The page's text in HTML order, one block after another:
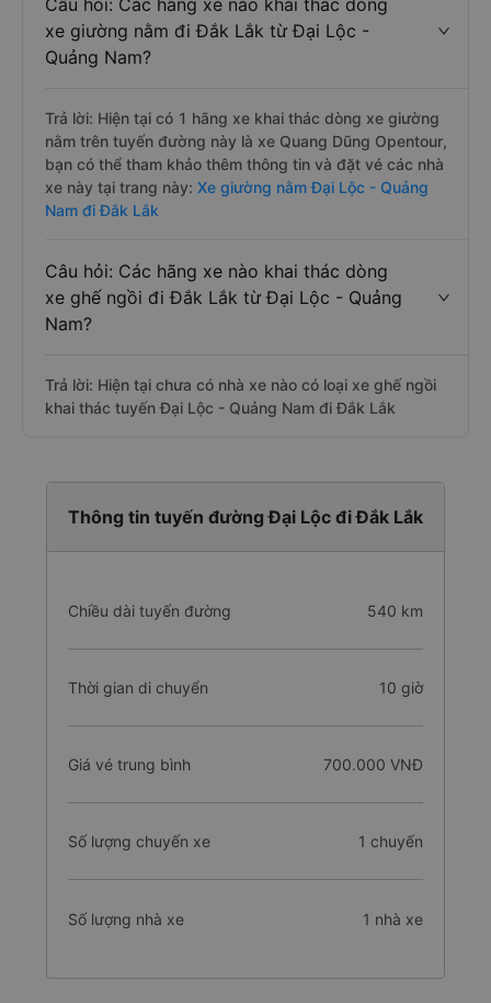
Câu hỏi: Các hãng xe nào khai thác dòng
xe giường nằm đi Đắk Lắk từ Đại Lộc -
Quảng Nam?
Trả lời: Hiện tại có 1 hãng xe khai thác dòng xe giường
nằm trên tuyến đường này là xe Quang Dũng Opentour,
bạn có thể tham khảo thêm thông tin và đặt vé các nhà
xe này tại trang này: Xe giường nằm Đại Lộc - Quảng
Nam đi Đắk Lắk
Câu hỏi: Các hãng xe nào khai thác dòng
xe ghế ngồi đi Đắk Lắk từ Đại Lộc - Quảng
Nam?
Trả lời: Hiện tại chưa có nhà xe nào có loại xe ghế ngồi
khai thác tuyến Đại Lộc - Quảng Nam đi Đắk Lắk
Thông tin tuyến đường Đại Lộc đi Đắk Lắk
Chiều dài tuyến đường 540 km
Thời gian di chuyển 10 giờ
Giá vé trung bình 700.000 VNĐ
Số lượng chuyến xe 1 chuyến
Số lượng nhà xe 1 nhà xe